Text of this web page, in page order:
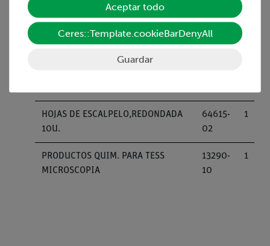
PINZA,L120MM,RECTA,PUNTIAGUDA
64607-
00
HOJAS DE ESCALPELO,REDONDADA
10U.
64615-
02
1
PRODUCTOS QUIM. PARA TESS
MICROSCOPIA
13290-
10
1
Aceptar todo
Ceres::Template.cookieBarDenyAll
Guardar